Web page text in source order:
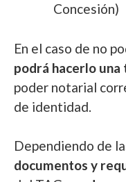
Concesión)
En el caso de no
podrá hacerlo
poder notarial
de identidad.
Dependiendo de
documentos y